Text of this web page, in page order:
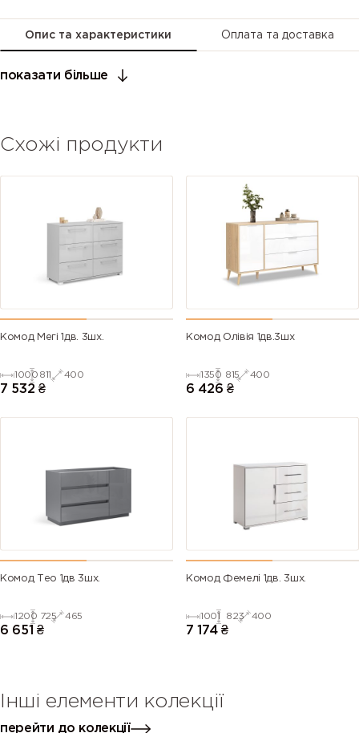
Опис та характеристики Оплата та доставка
показати більше
Схожі продукти
Комод Мегі 1дв. 3шх.
1000 811 400
7 532 ₴
Комод Олівія 1дв.3шх
1350 815 400
6 426 ₴
Комод Тео 1дв 3шх.
1200 725 465
6 651 ₴
Комод Фемелі 1дв. 3шх.
1001 823 400
7 174 ₴
Інші елементи колекції
перейти до колекції